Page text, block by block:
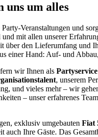
um alles
Veranstaltungen und
mit allen unserer
den Lieferumfang und
einer Hand: Auf- und
wir Ihnen als Partyservice
, unserem
und vieles mehr – wir
– unser erfahrenes
exklusiv umgebauten Fiat
Ihre Gäste. Das